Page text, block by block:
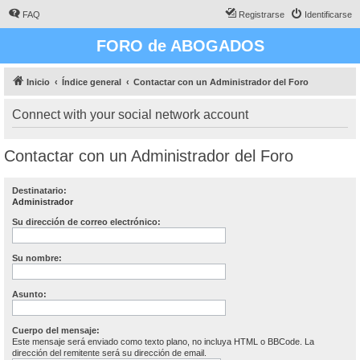
FAQ Identificarse
Registrarse
FORO de ABOGADOS
Inicio Índice general Contactar con un Administrador del Foro
Connect with your social network account
Contactar con un Administrador del Foro
Destinatario:
Administrador
Su dirección de correo electrónico:
Su nombre:
Asunto:
Cuerpo del mensaje:
Este mensaje será enviado como texto plano, no incluya HTML o BBCode. La
dirección del remitente será su dirección de email.